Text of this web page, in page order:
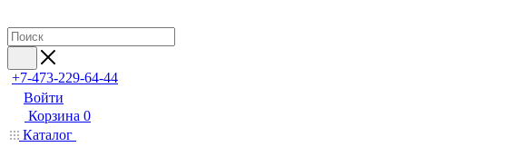
+7-473-229-64-44
Войти
Корзина 0
Каталог